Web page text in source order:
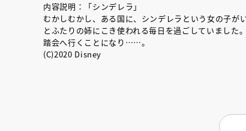
内容説明：「シンデレラ」
むかしむかし、ある国に、シンデレラという女の子
とふたりの姉にこき使われる毎日を過ごしていまし
踏会へ行くことになり……。
(C)2020 Disney